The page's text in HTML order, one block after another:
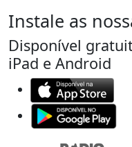
Instale as
Disponível
iPad e Android